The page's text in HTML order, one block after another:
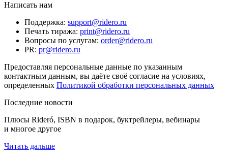
Написать нам
Поддержка: support@ridero.ru
Печать тиража: print@ridero.ru
Вопросы по услугам: order@ridero.ru
PR: pr@ridero.ru
Предоставляя персональные данные по указанным
контактным данным, вы даёте своё согласие на условиях,
определенных Политикой обработки персональных данных
Последние новости
Плюсы Rideró, ISBN в подарок, буктрейлеры, вебинары
и многое другое
Читать дальше